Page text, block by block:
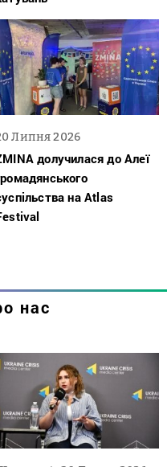
Липня 2026
долучилася до Алеї
на Atlas
нас